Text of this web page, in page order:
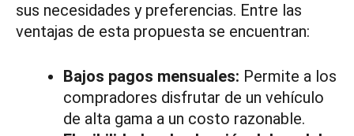
sus necesidades y preferencias. Entre las
ventajas de esta propuesta se encuentran:
Bajos pagos mensuales: Permite a los
compradores disfrutar de un vehículo
de alta gama a un costo razonable.